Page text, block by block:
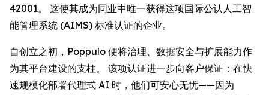
42001。 这使其成为同业中唯一获得这项国际公认人工智
能管理系统 (AIMS) 标准认证的企业。
自创立之初，Poppulo 便将治理、数据安全与扩展能力作
为其平台建设的支柱。 该项认证进一步向客户保证：在快
速规模化部署代理式 AI 时，他们可安心无忧——因为